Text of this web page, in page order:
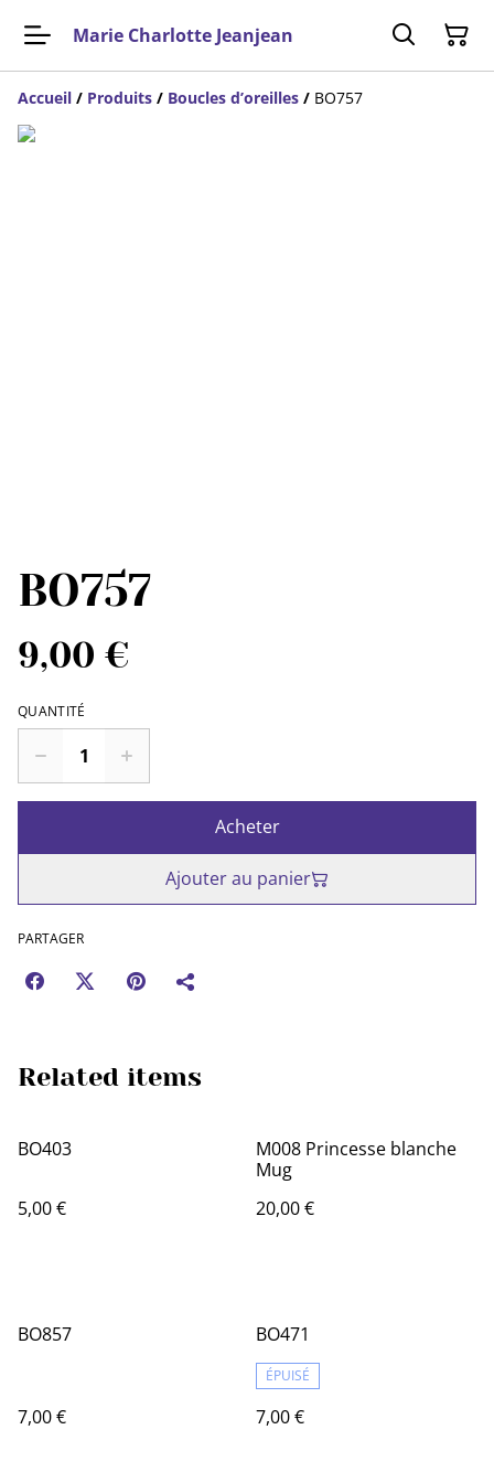
Marie Charlotte Jeanjean
Accueil / Produits / Boucles d’oreilles / BO757
BO757
9,00 €
QUANTITÉ
Acheter
Ajouter au panier
PARTAGER
Related items
BO403
5,00 €
M008 Princesse blanche
Mug
20,00 €
BO857
7,00 €
BO471
ÉPUISÉ
7,00 €